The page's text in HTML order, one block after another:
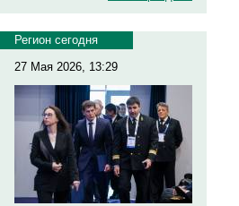
Регион сегодня
27 Мая 2026, 13:29